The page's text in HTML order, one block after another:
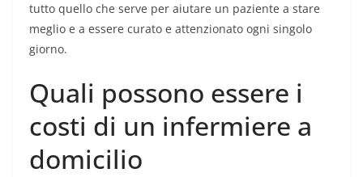
tutto quello che serve per aiutare un paziente a stare
meglio e a essere curato e attenzionato ogni singolo
giorno.
Quali possono essere i
costi di un infermiere a
domicilio